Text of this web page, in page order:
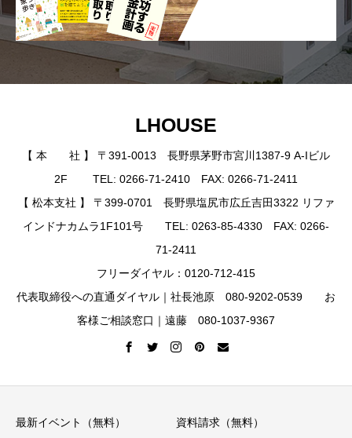
LHOUSE
【 本 社 】 〒391-0013 長野県茅野市宮川1387-9 A-Iビル
2F TEL: 0266-71-2410 FAX: 0266-71-2411
【 松本支社 】 〒399-0701 長野県塩尻市広丘吉田3322 リファ
インドナカムラ1F101号 TEL: 0263-85-4330 FAX: 0266-
71-2411
フリーダイヤル：0120-712-415
代表取締役への直通ダイヤル｜社長池原 080-9202-0539 お
客様ご相談窓口｜遠藤 080-1037-9367
最新イベント（無料） 資料請求（無料）